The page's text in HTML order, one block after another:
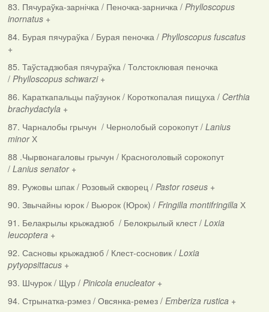
83. Пячураўка-зарнічка / Пеночка-зарничка / Phylloscopus
inornatus+
84. Бурая пячураўка / Бурая пеночка / Phylloscopus fuscatus
+
85. Таўстадзюбая пячураўка / Толстоклювая пеночка
/ Phylloscopus schwarzi +
86. Караткапальцы паўзунок / Короткопалая пищуха / Certhia
brachydactyla+
87. Чарналобы грычун / Чернолобый сорокопут / Lanius
minorХ
88 .Чырвонагаловы грычун / Красноголовый сорокопут
/ Lanius senator +
89. Ружовы шпак / Розовый скворец / Pastor roseus+
90. Звычайны юрок / Вьюрок (Юрок) / Fringilla montifringillaХ
91. Белакрылы крыжадзюб / Белокрылый клест / Loxia
leucoptera+
92. Сасновы крыжадзюб / Клест-сосновик / Loxia
pytyopsittacus+
93. Шчурок / Щур / Pinicola enucleator+
94. Стрынатка-рэмез / Овсянка-ремез / Emberiza rustica+